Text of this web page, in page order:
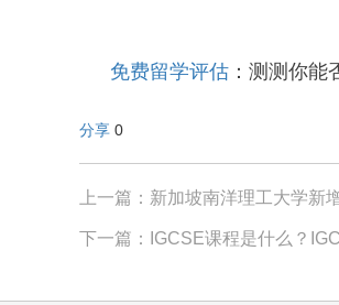
免费留学评估 ：测测你
分享 0
上一篇：新加坡南洋理工大学新
下一篇：IGCSE课程是什么？